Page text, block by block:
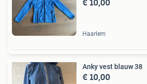
Haarlem
Anky vest blauw 38
€ 10,00